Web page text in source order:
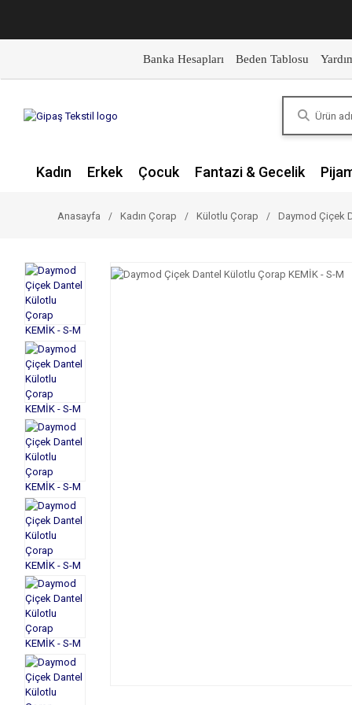
Banka Hesapları Beden Tablosu
Kadın Erkek Çocuk Fantazi & Gecelik
Anasayfa Kadın Çorap Külotlu Çorap Daymod Çiçek